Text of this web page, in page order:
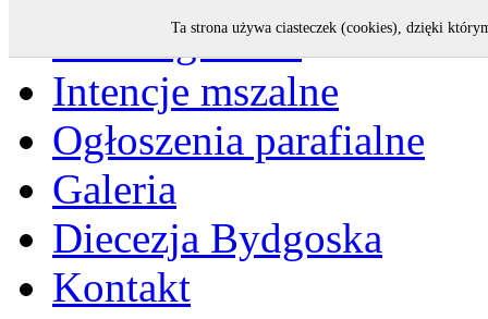
Strona główna
Intencje mszalne
Ogłoszenia parafialne
Galeria
Diecezja Bydgoska
Kontakt
Ta strona używa ciasteczek (cookies), dzięki